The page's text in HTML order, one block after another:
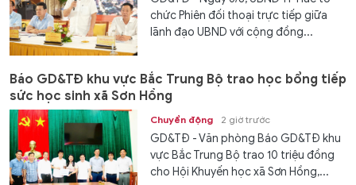
chức Phiên đối thoại trực tiếp giữa
lãnh đạo UBND với cộng đồng...
Báo GD&TĐ khu vực Bắc Trung Bộ trao học bổng tiếp
sức học sinh xã Sơn Hồng
Chuyển động 2 giờ trước
GD&TĐ - Văn phòng Báo GD&TĐ khu
vực Bắc Trung Bộ trao 10 triệu đồng
cho Hội Khuyến học xã Sơn Hồng,...